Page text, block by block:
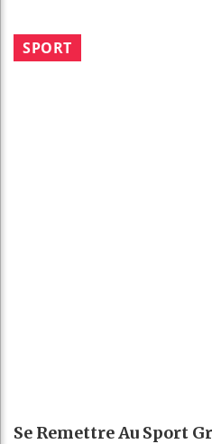
SPORT
Se Remettre Au Sport